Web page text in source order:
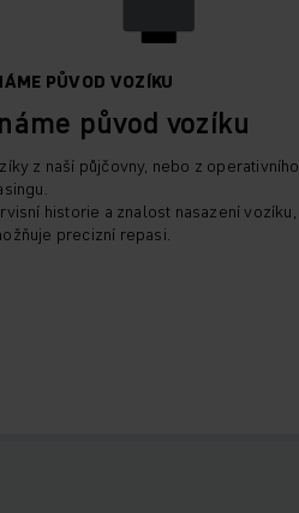
PŮVOD VOZÍKU
původ vozíku
z naší půjčovny, nebo z operativního
historie a znalost nasazení vozíku,
precizní repasi.